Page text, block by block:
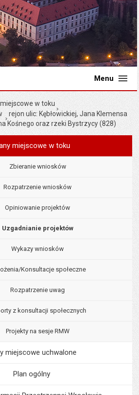
Menu
w toku
rejon ulic: Kębłowickiej, Jana Klemensa
Kośnego oraz rzeki Bystrzycy (828)
Menu Planowanie przestrzenne
miejscowe w toku
Zbieranie wniosków
Rozpatrzenie wniosków
Opiniowanie projektów
Uzgadnianie projektów
Wykazy wniosków
Konsultacje społeczne
Rozpatrzenie uwag
z konsultacji społecznych
Projekty na sesje RMW
miejscowe uchwalone
Plan ogólny